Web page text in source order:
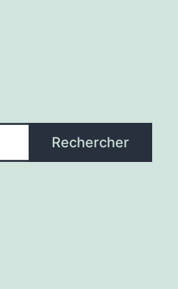
Rechercher